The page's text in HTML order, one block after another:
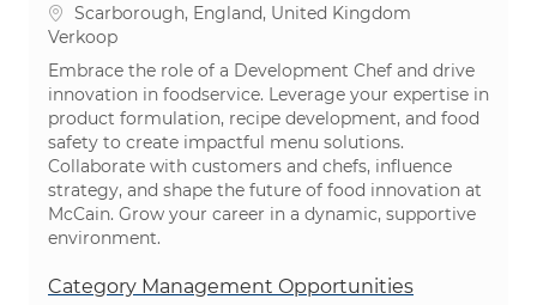
PlaatsScarborough, England, United Kingdom
Categorie
Verkoop
Embrace the role of a Development Chef and drive
innovation in foodservice. Leverage your expertise in
product formulation, recipe development, and food
safety to create impactful menu solutions.
Collaborate with customers and chefs, influence
strategy, and shape the future of food innovation at
McCain. Grow your career in a dynamic, supportive
environment.
Category Management Opportunities